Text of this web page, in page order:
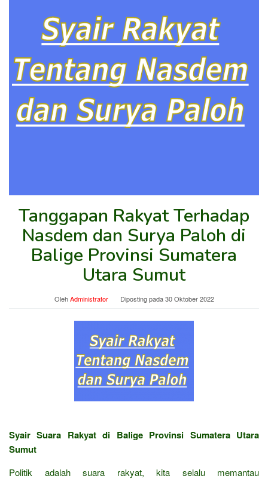
Tanggapan Rakyat Terhadap
Nasdem dan Surya Paloh di
Balige Provinsi Sumatera
Utara Sumut
OlehAdministrator Diposting pada30 Oktober 2022
Syair Suara Rakyat di Balige Provinsi Sumatera Utara
Sumut
Politik adalah suara rakyat, kita selalu memantau